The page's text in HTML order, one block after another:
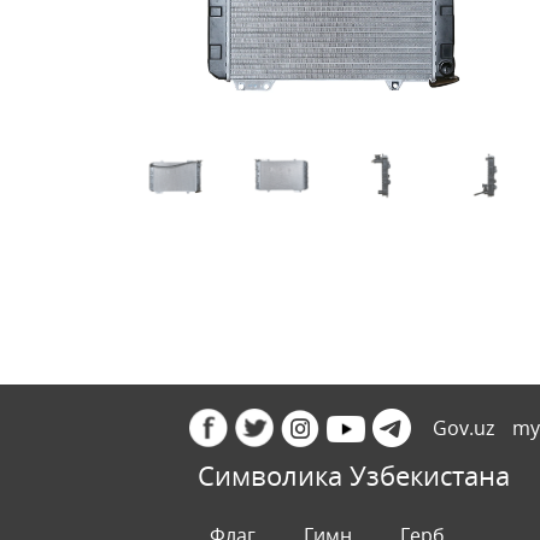
Gov.uz
Символика Узбекистана